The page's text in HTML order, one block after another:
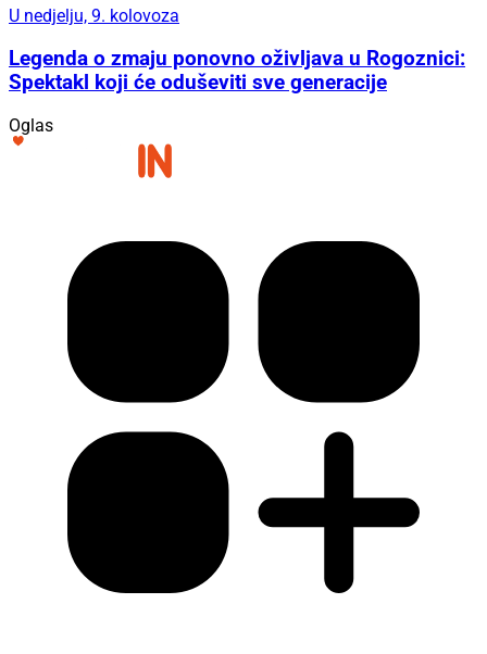
U nedjelju, 9. kolovoza
Legenda o zmaju ponovno oživljava u Rogoznici:
Spektakl koji će oduševiti sve generacije
Oglas